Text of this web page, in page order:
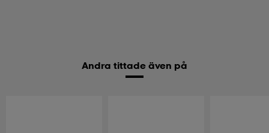
Andra tittade även på